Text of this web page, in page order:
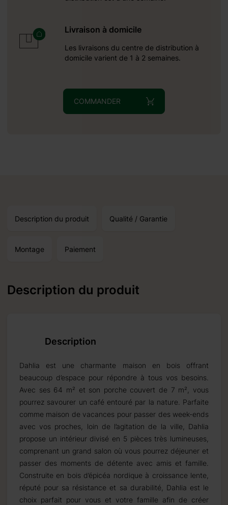
Livraison à domicile
Les livraisons du centre de distribution à
domicile varient de 1 à 2 semaines.
COMMANDER
Description du produit Qualité / Garantie
Montage Paiement
Description du produit
Description
Dahlia est une charmante maison en bois offrant
beaucoup d’espace pour répondre à tous vos besoins.
Avec ses 64 m² et son porche couvert de 7 m², vous
pourrez savourer un café entouré par la nature. Parfaite
comme maison de vacances pour passer des week-ends
avec vos proches, loin de l’agitation de la ville, Dahlia
propose un intérieur divisé en 5 pièces très lumineuses,
comprenant un grand salon où vous pourrez déjeuner et
passer des moments de détente avec amis et famille.
Construite en bois d’épicéa nordique à croissance lente,
réputé pour sa résistance et sa durabilité, Dahlia est le
choix parfait pour vous et votre famille afin de créer
réception autour du:
standard et